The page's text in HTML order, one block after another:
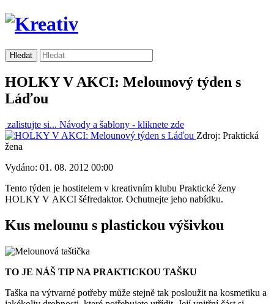
HOLKY V AKCI: Melounový týden s
Láďou
zalistujte si... Návody a šablony - kliknete zde
Zdroj: Praktická
žena
Vydáno: 01. 08. 2012 00:00
Tento týden je hostitelem v kreativním klubu Praktické ženy
HOLKY V AKCI šéfredaktor. Ochutnejte jeho nabídku.
Kus melounu s plastickou výšivkou
TO JE NÁŠ TIP NA PRAKTICKOU TAŠKU
Taška na výtvarné potřeby může stejně tak posloužit na kosmetiku a